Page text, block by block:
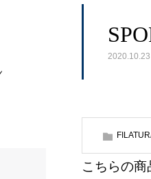
2020.10.23
こちらの